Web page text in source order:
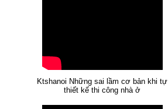
Ktshanoi Những sai lầm cơ bản khi tự
thiết kế thi công nhà ở